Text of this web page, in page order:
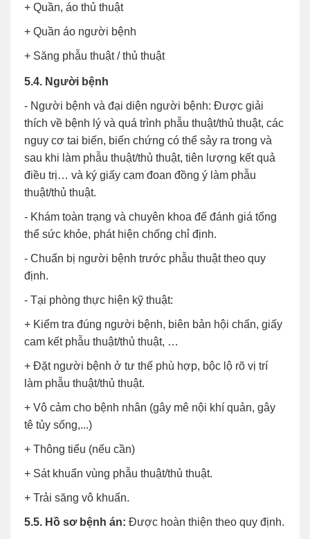
+ Quần, áo thủ thuật
+ Quần áo người bệnh
+ Săng phẫu thuật / thủ thuật
5.4. Người bệnh
- Người bệnh và đại diện người bệnh: Được giải
thích về bệnh lý và quá trình phẫu thuật/thủ thuật, các
nguy cơ tai biến, biến chứng có thể sảy ra trong và
sau khi làm phẫu thuật/thủ thuật, tiên lượng kết quả
điều trị… và ký giấy cam đoan đồng ý làm phẫu
thuật/thủ thuật.
- Khám toàn trạng và chuyên khoa để đánh giá tổng
thể sức khỏe, phát hiện chống chỉ định.
- Chuẩn bị người bệnh trước phẫu thuật theo quy
định.
- Tại phòng thực hiện kỹ thuật:
+ Kiểm tra đúng người bệnh, biên bản hội chẩn, giấy
cam kết phẫu thuật/thủ thuật, …
+ Đặt người bệnh ở tư thế phù hợp, bộc lộ rõ vị trí
làm phẫu thuật/thủ thuật.
+ Vô cảm cho bệnh nhân (gây mê nội khí quản, gây
tê tủy sống,...)
+ Thông tiểu (nếu cần)
+ Sát khuẩn vùng phẫu thuật/thủ thuật.
+ Trải săng vô khuẩn.
5.5. Hồ sơ bệnh án: Được hoàn thiện theo quy định.